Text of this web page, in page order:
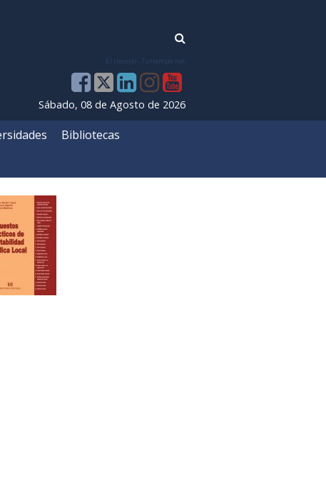
El tiempo - Tutiempo.net
Sábado, 08 de Agosto de 2026
Bibliotecas